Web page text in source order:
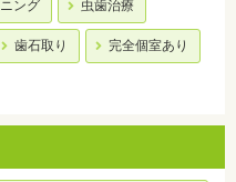
ング 虫歯治療
歯石取り 完全個室あり